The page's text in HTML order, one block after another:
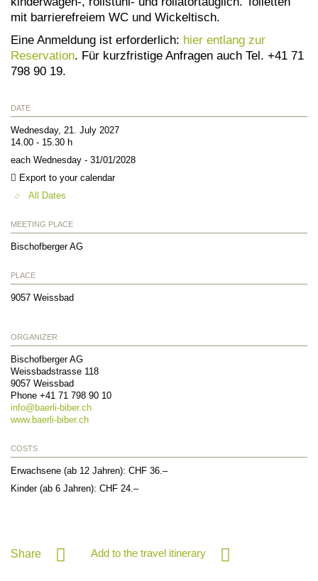
mit barrierefreiem WC und Wickeltisch.
Eine Anmeldung ist erforderlich: hier entlang zur
Reservation . Für kurzfristige Anfragen auch Tel. +41 71
798 90 19.
DATE
Wednesday, 21. July 2027
14.00 - 15.30 h
each Wednesday - 31/01/2028
Export to your calendar
All Dates
MEETING PLACE
Bischofberger AG
PLACE
9057 Weissbad
ORGANIZER
Bischofberger AG
Weissbadstrasse 118
9057 Weissbad
Phone +41 71 798 90 10
info@ baerli-biber.ch
www.baerli-biber.ch
COSTS
Erwachsene (ab 12 Jahren): CHF 36.–
Kinder (ab 6 Jahren): CHF 24.–
Share Add to the travel itinerary